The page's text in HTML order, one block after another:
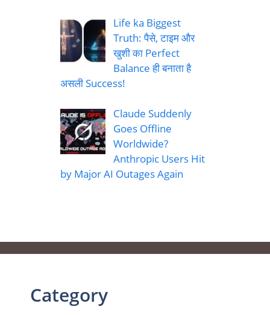
Life ka Biggest
Truth: पैसे, टाइम और
खुशी का Perfect
Balance ही बनाता है
असली Success!
Claude Suddenly
Goes Offline
Worldwide?
Anthropic Users Hit
by Major AI Outages Again
Category